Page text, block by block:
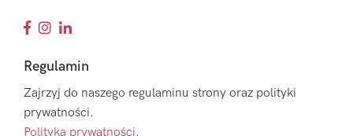
Regulamin
Zajrzyj do naszego regulaminu strony oraz polityki
prywatności.
Polityka prywatności.